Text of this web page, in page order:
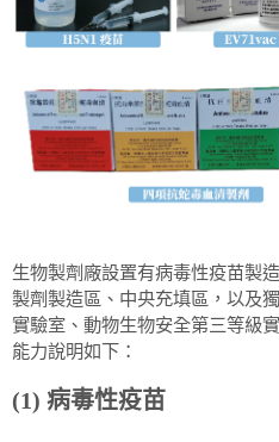
生物製劑廠設置有病毒性疫苗製
製劑製造區、中央充填區，以及
實驗室、動物生物安全第三等級
能力說明如下：
(1) 病毒性疫苗